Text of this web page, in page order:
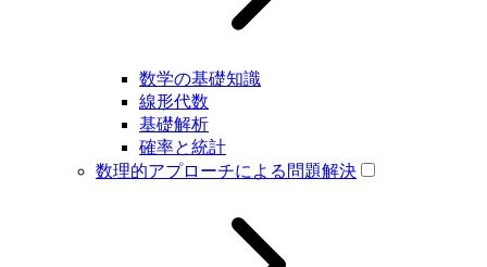
数学の基礎知識
線形代数
基礎解析
確率と統計
数理的アプローチによる問題解決